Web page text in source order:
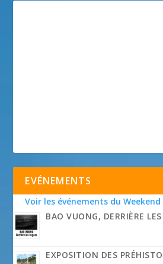
EVÉNEMENTS
Voir les événements du Weekend
BAO VUONG, DERRIÈRE
EXPOSITION DES